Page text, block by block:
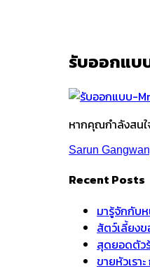
รับออกแบ
หากคุณกำลังสนใ
Sarun
Recent Posts
มารู้จักกับ
สัตว์เลี้ยงข
สุดยอดตัว
ขายหัวเรา